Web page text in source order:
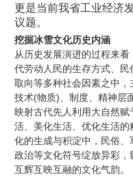
更是当前我省工业经济
议题。
挖掘冰雪文化历史内涵
从历史发展演进的过程来
代劳动人民的生存方式、
取向等多种社会因素之中
技术(物质)、制度、精神层
映射古代先人利用大自然
活、美化生活、优化生活
化的生成与积淀中，民俗、
政治等文化符号绽放异彩
互辉互映互融的文化气韵。